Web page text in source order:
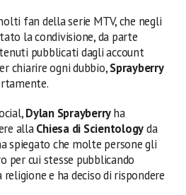
fan della serie MTV, che negli
la condivisione, da parte
pubblicati dagli account
chiarire ogni dubbio,Sprayberry
Dylan Sprayberryha
allaChiesa di Scientologyda
spiegato che molte persone gli
per cui stesse pubblicando
e ha deciso di rispondere